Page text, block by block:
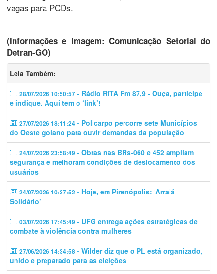
vagas para PCDs.
(Informações e imagem: Comunicação Setorial do
Detran-GO)
Leia Também:
28/07/2026 10:50:57 - Rádio RITA Fm 87,9 - Ouça, participe
e indique. Aqui tem o ‘link’!
27/07/2026 18:11:24 - Policarpo percorre sete Municípios
do Oeste goiano para ouvir demandas da população
24/07/2026 23:58:49 - Obras nas BRs-060 e 452 ampliam
segurança e melhoram condições de deslocamento dos
usuários
24/07/2026 10:37:52 - Hoje, em Pirenópolis: ‘Arraiá
Solidário’
03/07/2026 17:45:49 - UFG entrega ações estratégicas de
combate à violência contra mulheres
27/06/2026 14:34:58 - Wilder diz que o PL está organizado,
unido e preparado para as eleições